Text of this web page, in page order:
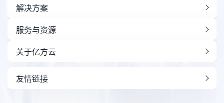
解决方案
服务与资源
关于亿方云
友情链接